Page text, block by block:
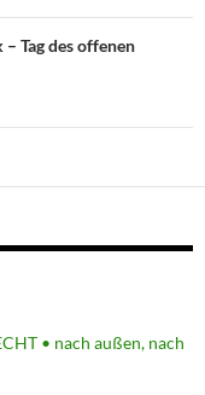
Tag des offenen
• nach außen, nach